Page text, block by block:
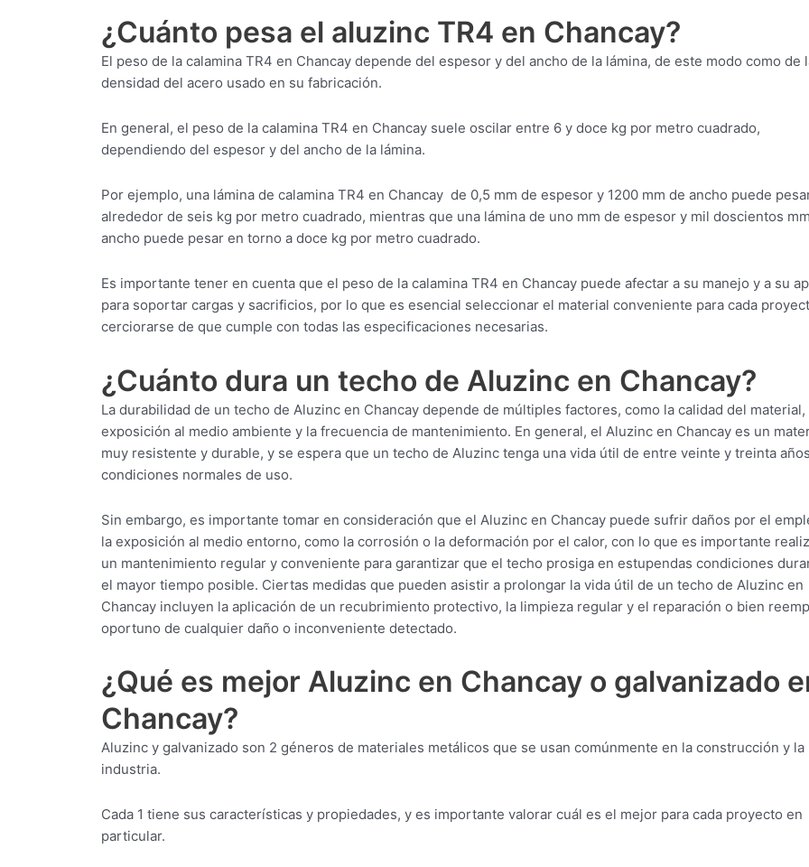
¿Cuánto pesa el aluzinc TR4 en Chancay?
El peso de la calamina TR4 en Chancay depende del espesor y del ancho de la lámina, de este modo como de
densidad del acero usado en su fabricación.
En general, el peso de la calamina TR4 en Chancay suele oscilar entre 6 y doce kg por metro cuadrado,
dependiendo del espesor y del ancho de la lámina.
Por ejemplo, una lámina de calamina TR4 en Chancay de 0,5 mm de espesor y 1200 mm de ancho puede
alrededor de seis kg por metro cuadrado, mientras que una lámina de uno mm de espesor y mil doscientos
ancho puede pesar en torno a doce kg por metro cuadrado.
Es importante tener en cuenta que el peso de la calamina TR4 en Chancay puede afectar a su manejo y a su
para soportar cargas y sacrificios, por lo que es esencial seleccionar el material conveniente para cada
cerciorarse de que cumple con todas las especificaciones necesarias.
¿Cuánto dura un techo de Aluzinc en Chancay?
La durabilidad de un techo de Aluzinc en Chancay depende de múltiples factores, como la calidad del material,
exposición al medio ambiente y la frecuencia de mantenimiento. En general, el Aluzinc en Chancay es un
muy resistente y durable, y se espera que un techo de Aluzinc tenga una vida útil de entre veinte y treinta
condiciones normales de uso.
Sin embargo, es importante tomar en consideración que el Aluzinc en Chancay puede sufrir daños por el
la exposición al medio entorno, como la corrosión o la deformación por el calor, con lo que es importante
un mantenimiento regular y conveniente para garantizar que el techo prosiga en estupendas condiciones
el mayor tiempo posible. Ciertas medidas que pueden asistir a prolongar la vida útil de un techo de Aluzinc en
Chancay incluyen la aplicación de un recubrimiento protectivo, la limpieza regular y el reparación o bien
oportuno de cualquier daño o inconveniente detectado.
¿Qué es mejor Aluzinc en Chancay o galvanizado
Chancay?
Aluzinc y galvanizado son 2 géneros de materiales metálicos que se usan comúnmente en la construcción y la
industria.
Cada 1 tiene sus características y propiedades, y es importante valorar cuál es el mejor para cada proyecto en
particular.